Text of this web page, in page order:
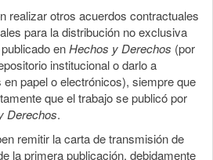
realizar otros acuerdos contractuales
para la distribución no exclusiva
enHechos y Derechos (por
institucional o darlo a
papel o electrónicos), siempre que
que el trabajo se publicó por
Derechos.
remitir la carta de transmisión de
la primera publicación, debidamente